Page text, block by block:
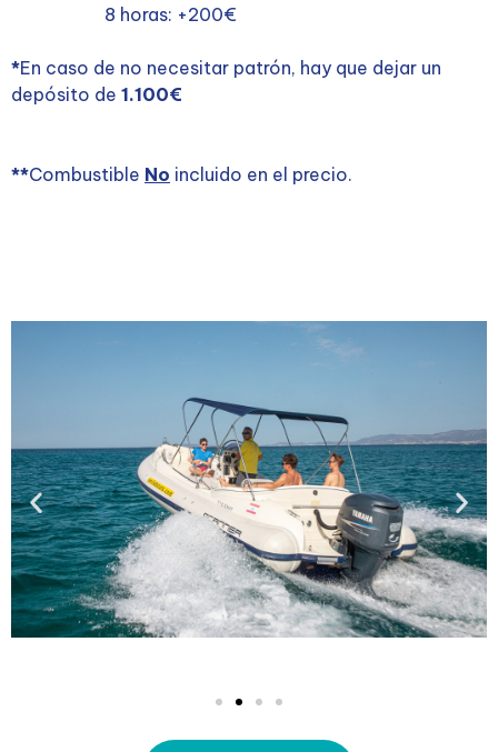
8 horas: +200€
*En caso de no necesitar patrón, hay que dejar un
depósito de 1.100€
**Combustible No incluido en el precio.